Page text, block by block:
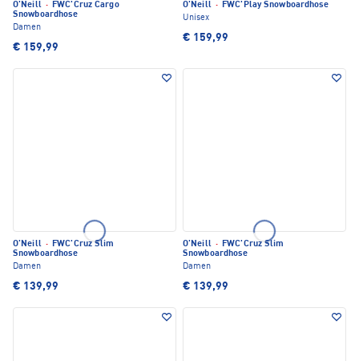
O'Neill · FWC'Cruz Cargo
Snowboardhose
Damen
€ 159,99
O'Neill · FWC'Play Snowboardhose
Unisex
€ 159,99
O'Neill · FWC'Cruz Slim
Snowboardhose
Damen
€ 139,99
O'Neill · FWC'Cruz Slim
Snowboardhose
Damen
€ 139,99